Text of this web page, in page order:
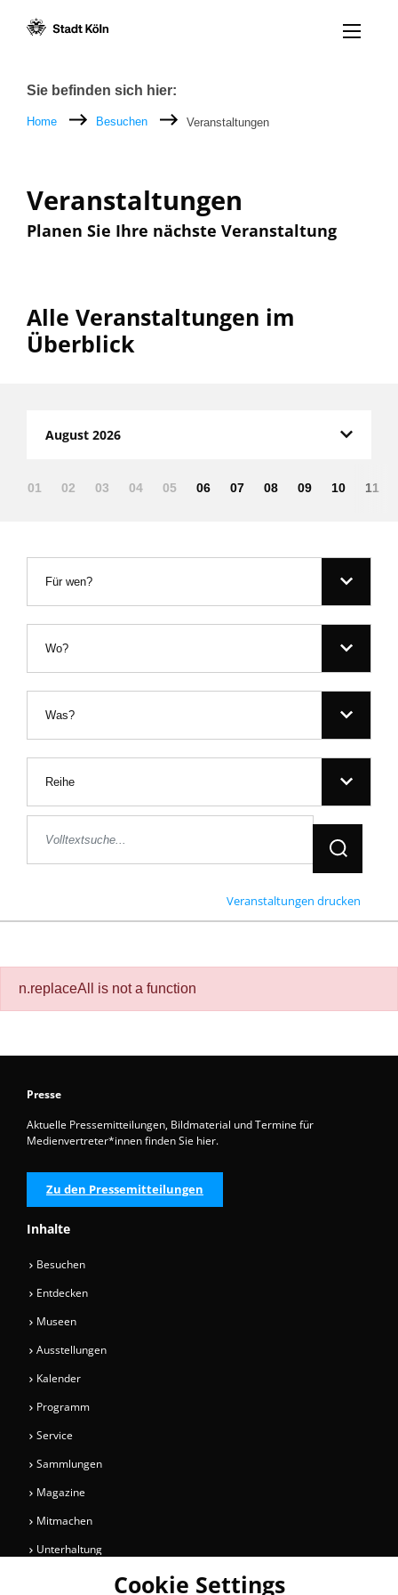
Menü
Breadcrumb
Sie befinden sich hier:
Home Besuchen Veranstaltungen
Veranstaltungen
Planen Sie Ihre nächste Veranstaltung
Alle Veranstaltungen im
Überblick
August 2026
01 02 03 04 05 06 07 08 09 10 11
Für wen?
Wo?
Was?
Reihe
Jetzt
Veranstaltungen drucken
n.replaceAll is not a function
Presse
Aktuelle Pressemitteilungen, Bildmaterial und Termine für
Medienvertreter*innen finden Sie hier.
Zu den Pressemitteilungen
Inhalte
Besuchen
Entdecken
Museen
Ausstellungen
Kalender
Programm
Service
Sammlungen
Magazine
Mitmachen
Unterhaltung
Cookie Settings